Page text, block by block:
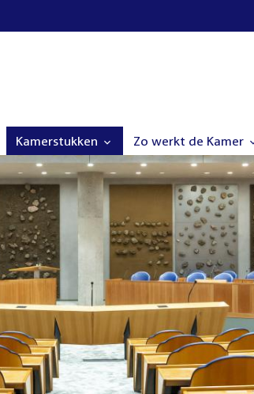
Kamerstukken Zo werkt de Kamer